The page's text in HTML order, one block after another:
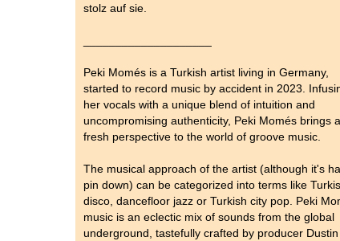
stolz auf sie.
Peki Momés is a Turkish artist living in Germany,
started to record music by accident in 2023.
her vocals with a unique blend of intuition and
uncompromising authenticity, Peki Momés brings a
fresh perspective to the world of groove music.
The musical approach of the artist (although it's
pin down) can be categorized into terms like
disco, dancefloor jazz or Turkish city pop. Peki
music is an eclectic mix of sounds from the global
underground, tastefully crafted by producer Dustin